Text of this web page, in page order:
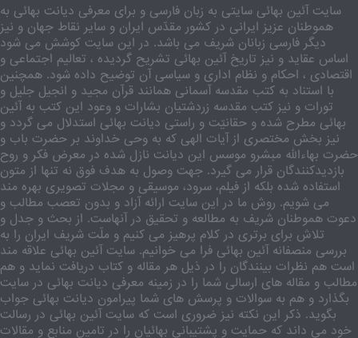
سایت آئین بهائی سایتی به زبان فارسی و برای معرفی دیانت بهائی به
هموطنان عزیز ایرانی در کشور مقدّس ایران و سایر نقاط جهان و نیز
دیگر فارسی زبانان شریف می باشد. در این سایت کوشش می شود
اساس عقاید و نیز تاریخ آئین بهائی تشریح گردیده ، تعالیم اجتماعی و
اقتصادی ، احکام و نظام اداری و سیاسی آن توضیح داده شود. همچنین
با استناد به کتب مقدسه آسمانی همانند قرآن مجید و انجیل جلیل و
تورات و نیز کتب مقدسه زردشتیان بشارات و وعود این کتب به آئین
بهائی مطرح شده و حقانیّت و راستی دیانت بهائی استدلال می گردد و
نیز بخش مختصری از آیات الهی که به وحی خداوند بر حضرت باب و
حضرت بهاءالله مبشرو موسس این دیانت نازل شده در معرض فکر و روح
بازدیدکنندگان قرار می گیرد. جهت وصول به هدف فوق نه تنها از متون
استفاده شده بلکه از فیلم، سرود، موسیقی و مجلات تصویری بهره مند
می شویم. روش ما در این سایت ارائه آزاد و بدون تعصب مطالب و
دعوت هموطنان شریف به مطالعه و تحقیق در آنهاست. از بحث و جدل و
تلاش برای برتری در کلام پرهیز می کنیم و ملّت شریف ایران را به
بررسی منصفانه آئین بهائی فرا می خوانیم. سایت آئین بهائی علاقه مند
است هم نظرات بینندگان را در ذیل هر مقاله و کتاب دریافت نماید و هم
مطالب و مقاله های ارسالی شما را در زمینه معرفی دیانت بهائی در سایت
بگذارد و هم به سوالات و پرسش های شما پیرامون دیانت بهائی جواب
بگوید. ذکر این نکته نیز ضروری است که سایت آئین بهائی در رسالت
خود می داند که حمایت و پشتیبانی بهائیان را در تامین منابع و مقالات